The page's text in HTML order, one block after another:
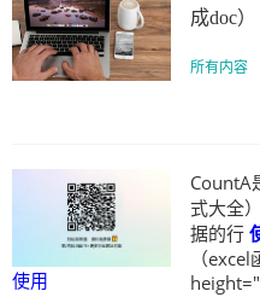
成doc）
所有内容
使用
CountA
式大全
据的行
（